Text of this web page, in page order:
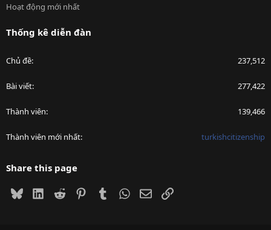
Hoạt động mới nhất
Thống kê diễn đàn
Chủ đề 237,512
Bài viết 277,422
Thành viên 139,466
Thành viên mới nhất turkishcitizenship
Share this page
BlueskyLinkedIn
Reddit PinterestTumblrWhatsApp
EmailLink